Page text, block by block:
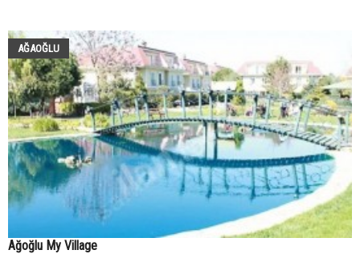
AĞAOĞLU
Ağoğlu My Village